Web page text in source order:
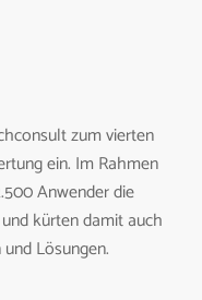
zum vierten
ein. Im Rahmen
Anwender die
kürten damit auch
Lösungen.